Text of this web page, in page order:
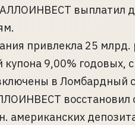
выплатил
привлекла 25
купона 9,00%
в Ломбардный
восстановил
американских